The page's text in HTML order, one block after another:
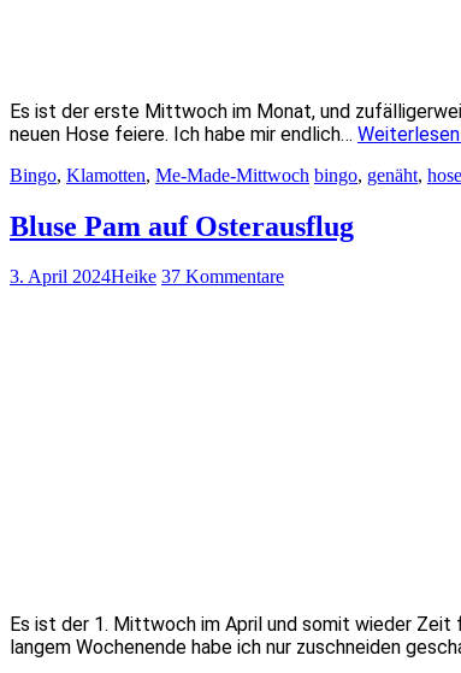
Es ist der erste Mittwoch im Monat, und
neuen Hose feiere. Ich habe mir endlich… Weiterlesen
Bingo, Klamotten, Me-Made-Mittwoch bingo, genäht, hose
Bluse Pam auf Osterausflug
3. April 2024Heike 37 Kommentare
Es ist der 1. Mittwoch im April und somit wieder
langem Wochenende habe ich nur zuschneiden